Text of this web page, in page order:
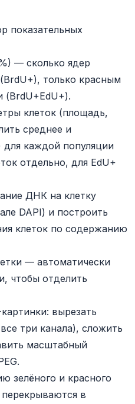
показательных
— сколько ядер
только красным
(BrdU+EdU+).
клеток (площадь,
среднее и
каждой популяции
отдельно, для EdU+
ДНК на клетку
DAPI) и построить
клеток по содержанию
— автоматически
чтобы отделить
вырезать
три канала), сложить
масштабный
зелёного и красного
в